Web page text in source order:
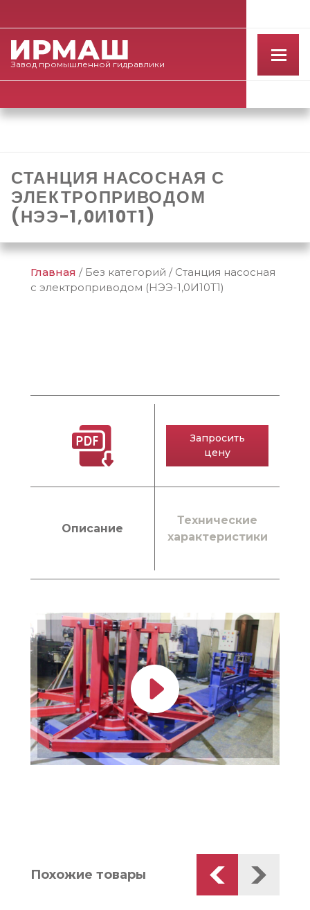
Завод промышленной гидравлики
СТАНЦИЯ НАСОСНАЯ С
ЭЛЕКТРОПРИВОДОМ
(НЭЭ-1,0И10Т1)
Главная / Без категорий / Станция насосная
с электроприводом (НЭЭ-1,0И10Т1)
Описание
Технические
характеристики
Запросить
цену
Похожие товары